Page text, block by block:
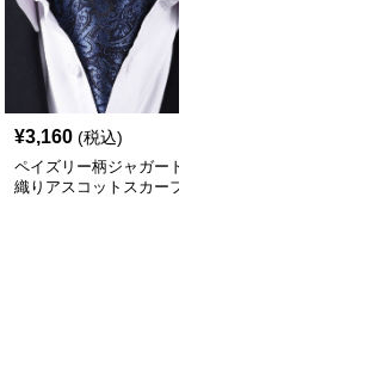
¥3,160 (税込)
ペイズリー柄ジャガード
織りアスコットスカーフ